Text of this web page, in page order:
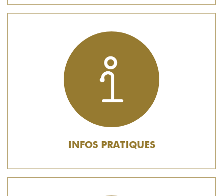
INFOS PRATIQUES